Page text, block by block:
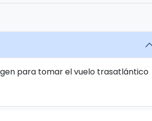
para tomar el vuelo trasatlántico